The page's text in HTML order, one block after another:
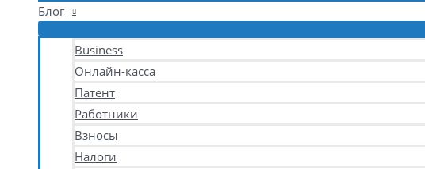
Блог
Business
Онлайн-касса
Патент
Работники
Взносы
Налоги